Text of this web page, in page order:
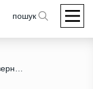
пошук
/ Кешбек на пальне — скільки можуть повернути водіям за бензин і дизель в Україні